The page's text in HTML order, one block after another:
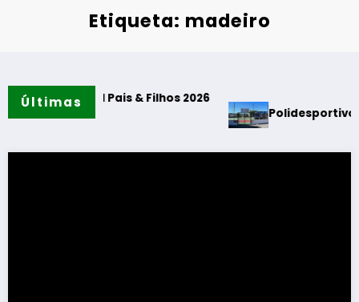
Etiqueta: madeiro
Últimas
DCI Pais & Filhos 2026
Polidesportivo e